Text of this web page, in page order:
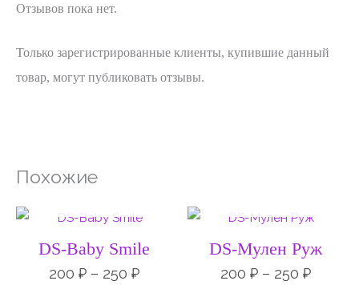
Отзывов пока нет.
Только зарегистрированные клиенты, купившие данный
товар, могут публиковать отзывы.
Похожие
DS-Baby Smile
200 ₽ – 250 ₽
Диапазон
цен:
200 ₽
–
250 ₽
DS-Мулен Руж
200 ₽ – 250 ₽
цен:
–
250 ₽